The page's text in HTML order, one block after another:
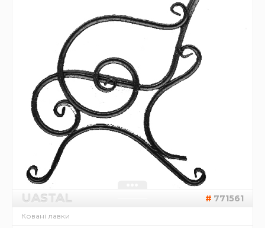
UASTAL 771561
Ковані лавки